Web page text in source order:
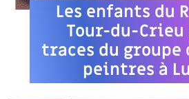
Les enfants du
Tour-du-Crieu
traces du groupe
peintres à